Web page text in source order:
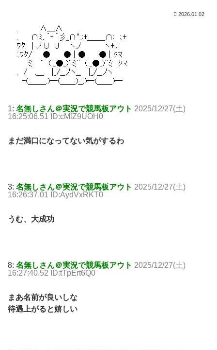
2026.01.02
1: 名無しさん＠実況で競馬板アウト 2025/12/27(土)
16:25:06.51 ID:cMlZ9UOH0
まだ満口になってない気がするわ
3: 名無しさん＠実況で競馬板アウト 2025/12/27(土)
16:26:37.01 ID:AydVxRKT0
うむ、大成功
8: 名無しさん＠実況で競馬板アウト 2025/12/27(土)
16:27:40.52 ID:tTpErt6Q0
まあ名前が良いしな
待遇上がると嬉しい